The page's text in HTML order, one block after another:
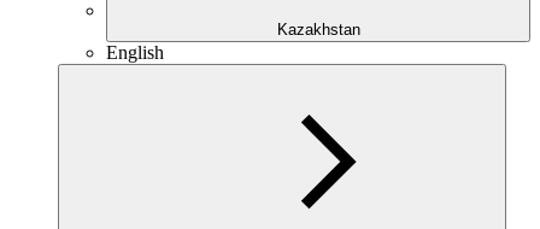
Kazakhstan
English